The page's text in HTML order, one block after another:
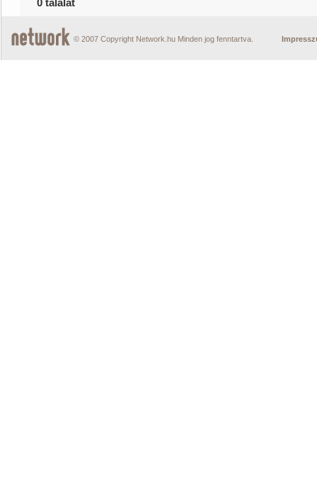
0 találat
© 2007 Copyright Network.hu Minden jog fenntartva.